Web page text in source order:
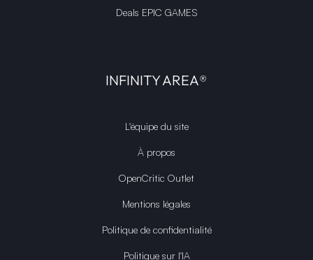
Deals EPIC GAMES
INFINITY AREA®
L'équipe du site
À propos
OpenCritic Outlet
Mentions légales
Politique de confidentialité
Politique sur l'IA